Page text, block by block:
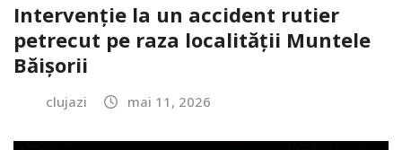
Intervenție la un accident rutier
petrecut pe raza localității Muntele
Băișorii
clujazi mai 11, 2026